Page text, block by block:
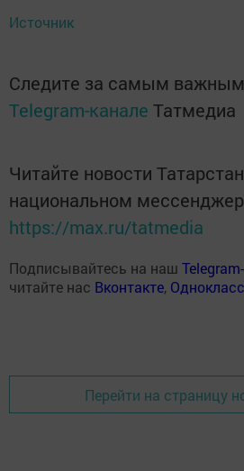
Источник
Следите за самым
Telegram-канале Татмедиа
Читайте новости
национальном
https://max.ru/tatmedia
Подписывайтесь на наш
читайте нас Вконтакте,
Перейти на страницу